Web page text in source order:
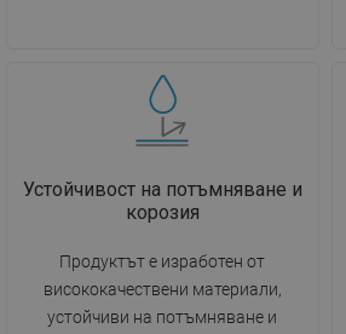
Устойчивост на потъмняване и
корозия
Продуктът е изработен от
висококачествени материали,
устойчиви на потъмняване и